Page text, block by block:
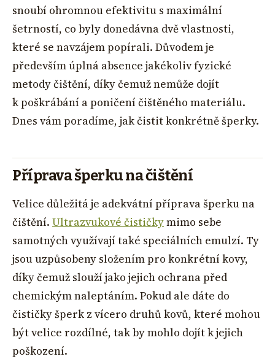
snoubí ohromnou efektivitu s maximální
šetrností, co byly donedávna dvě vlastnosti,
které se navzájem popírali. Důvodem je
především úplná absence jakékoliv fyzické
metody čištění, díky čemuž nemůže dojít
k poškrábání a poničení čištěného materiálu.
Dnes vám poradíme, jak čistit konkrétně šperky.
Příprava šperku na čištění
Velice důležitá je adekvátní příprava šperku na
čištění. Ultrazvukové čističkymimo sebe
samotných využívají také speciálních emulzí. Ty
jsou uzpůsobeny složením pro konkrétní kovy,
díky čemuž slouží jako jejich ochrana před
chemickým naleptáním. Pokud ale dáte do
čističky šperk z vícero druhů kovů, které mohou
být velice rozdílné, tak by mohlo dojít k jejich
poškození.